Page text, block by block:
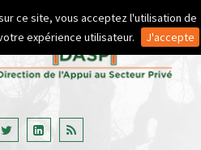
ce site, vous acceptez l'utilisation de
expérience utilisateur.
J'accepte